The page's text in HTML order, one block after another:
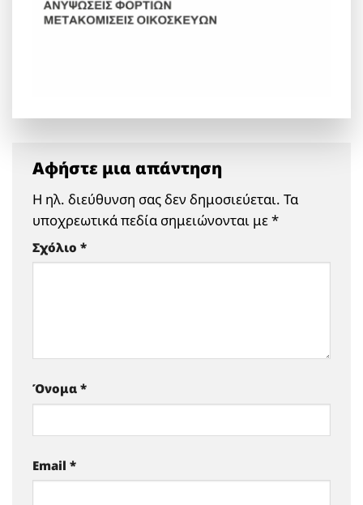
Αφήστε μια απάντηση
Η ηλ. διεύθυνση σας δεν δημοσιεύεται. Τα
υποχρεωτικά πεδία σημειώνονται με*
Σχόλιο *
Όνομα *
Email *